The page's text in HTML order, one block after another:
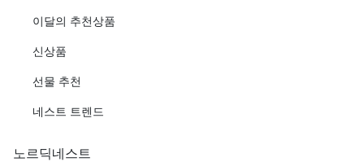
이달의 추천상품
신상품
선물 추천
네스트 트렌드
노르딕네스트